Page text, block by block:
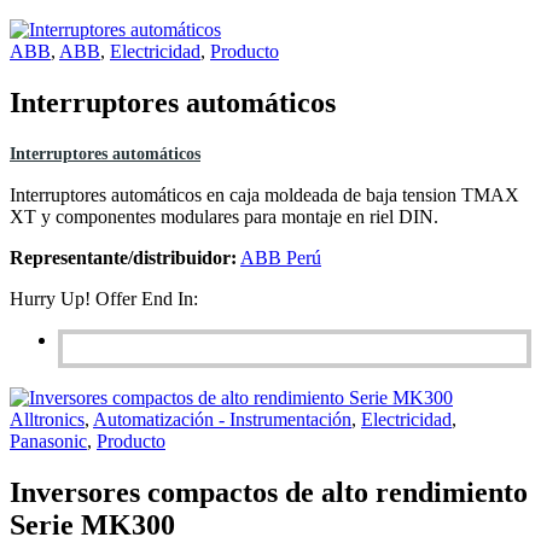
ABB, ABB, Electricidad, Producto
Interruptores automáticos
Interruptores automáticos
Interruptores automáticos en caja moldeada de baja tension TMAX
XT y componentes modulares para montaje en riel DIN.
Representante/distribuidor: ABB Perú
Hurry Up! Offer End In:
Alltronics, Automatización - Instrumentación, Electricidad,
Panasonic, Producto
Inversores compactos de alto rendimiento
Serie MK300